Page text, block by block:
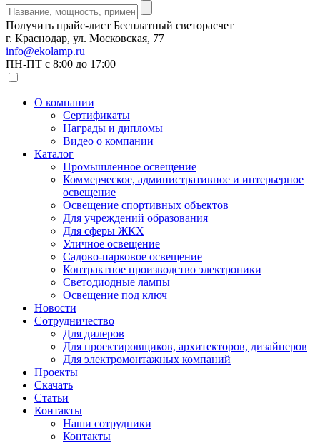
Получить прайс-лист Бесплатный светорасчет
г. Краснодар, ул. Московская, 77
info@ekolamp.ru
ПН-ПТ с 8:00 до 17:00
О компании
Сертификаты
Награды и дипломы
Видео о компании
Каталог
Промышленное освещение
Коммерческое, административное и интерьерное
освещение
Освещение спортивных объектов
Для учреждений образования
Для сферы ЖКХ
Уличное освещение
Садово-парковое освещение
Контрактное производство электроники
Светодиодные лампы
Освещение под ключ
Новости
Сотрудничество
Для дилеров
Для проектировщиков, архитекторов, дизайнеров
Для электромонтажных компаний
Проекты
Скачать
Статьи
Контакты
Наши сотрудники
Контакты